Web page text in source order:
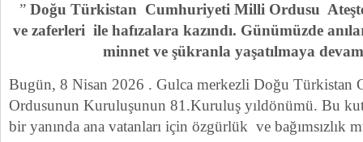
”Doğu Türkistan Cumhuriyeti Milli Ordusu
ve zaferleri ile hafızalara kazındı. Günümüzde
minnet ve şükranla yaşatılmaya
Bugün, 8 Nisan 2026 . Gulca merkezli Doğu
Ordusunun Kuruluşunun 81.Kuruluş yıldönümü. Bu
bir yanında ana vatanları için özgürlük ve bağımsızlık